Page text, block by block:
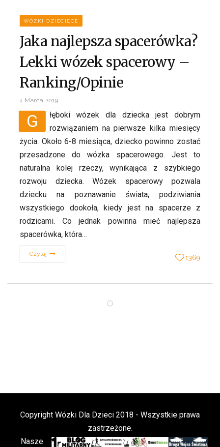
WÓZKI DZIECIĘCE
Jaka najlepsza spacerówka?
Lekki wózek spacerowy –
Ranking/Opinie
4 Marca 2019
Głęboki wózek dla dziecka jest dobrym
rozwiązaniem na pierwsze kilka miesięcy
życia. Około 6-8 miesiąca, dziecko powinno zostać
przesadzone do wózka spacerowego. Jest to
naturalna kolej rzeczy, wynikająca z szybkiego
rozwoju dziecka. Wózek spacerowy pozwala
dziecku na poznawanie świata, podziwiania
wszystkiego dookoła, kiedy jest na spacerze z
rodzicami. Co jednak powinna mieć najlepsza
spacerówka, która…
Czytaj 1369
Copyright Wózki Dla Dzieci 2018 - Wszystkie prawa
zastrzeżone.
Nasze